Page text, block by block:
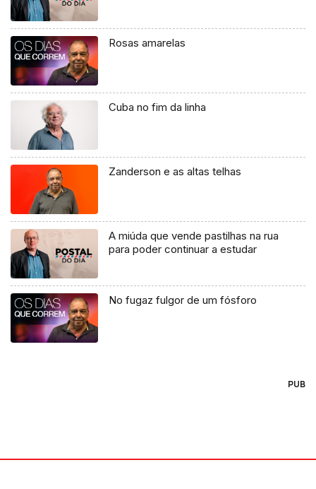
Rosas amarelas
Cuba no fim da linha
Zanderson e as altas telhas
A miúda que vende pastilhas na rua
para poder continuar a estudar
No fugaz fulgor de um fósforo
PUB